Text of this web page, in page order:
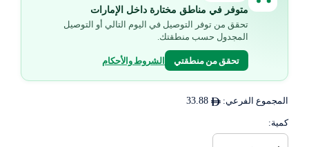
متوفر في مناطق مختارة داخل الإمارات
تحقق من توفر التوصيل في اليوم التالي أو التوصيل
المجدول حسب منطقتك.
تحقق من منطقتي الشروط والأحكام
المجموع الفرعي: 33.88
كمية: